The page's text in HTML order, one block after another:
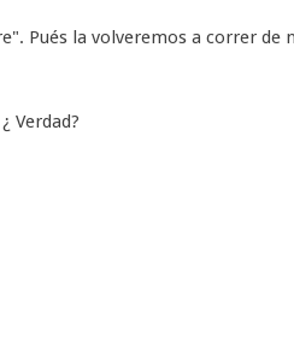
Pués la volveremos a correr de
¿ Verdad?